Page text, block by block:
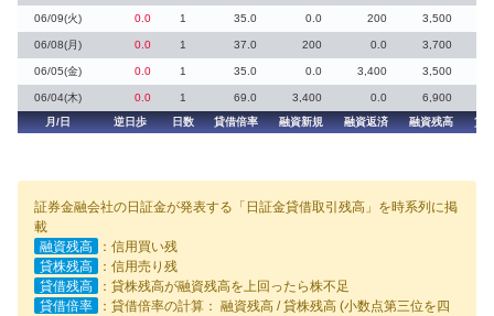
06/09(火) 0.0 1 35.0 0.0 200 3,500
06/08(月) 0.0 1 37.0 200 0.0 3,700
06/05(金) 0.0 1 35.0 0.0 3,400 3,500
06/04(木) 0.0 1 69.0 3,400 0.0
6,900
月/日
逆日歩 日数 貸借倍率 融資新規 融資返済 融資残高 貸
証券金融会社の日証金が発表する「日証金貸借取引残高」を時系列に掲
載
融資残高
：信用買い残
貸株残高
：信用売り残
貸借残高
：貸株残高が融資残高を上回ったら株不足
貸借倍率
：貸借倍率の計算： 融資残高 / 貸株残高 (小数点第三位を四